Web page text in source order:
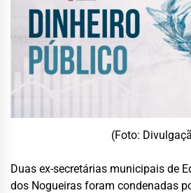
(Foto:
Duas ex-secretárias municipais de
dos Nogueiras foram condenadas